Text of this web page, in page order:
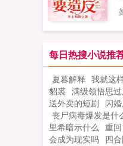
每日热搜小说推
夏暮解释 我就这
貂裘 满级领悟思
送外卖的短剧 闪
丧尸病毒爆发是什
里希暗示什么 重
会成为现实吗 四